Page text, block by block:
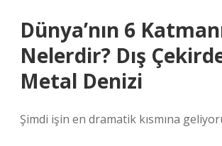
Dünya’nın 6
Nelerdir? Dış
Metal Denizi
Şimdi işin en dramatik kısmına